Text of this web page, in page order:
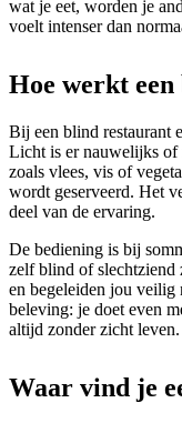
wat je eet, worden je
voelt intenser dan
Hoe werkt
Bij een blind restaurant
Licht is er nauwelijks of
zoals vlees, vis of
wordt geserveerd. Het
deel van de ervaring.
De bediening is bij
zelf blind of slechtziend
en begeleiden jou veilig
beleving: je doet even
altijd zonder zicht leven.
Waar vind je